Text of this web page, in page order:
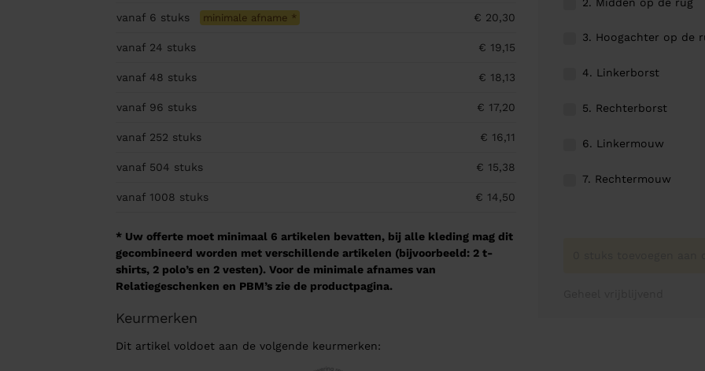
vanaf 6 stuks minimale afname * € 20,30
vanaf 24 stuks € 19,15
vanaf 48 stuks € 18,13
vanaf 96 stuks € 17,20
vanaf 252 stuks € 16,11
vanaf 504 stuks € 15,38
vanaf 1008 stuks € 14,50
* Uw offerte moet minimaal 6 artikelen bevatten, bij alle kleding mag dit
gecombineerd worden met verschillende artikelen (bijvoorbeeld: 2 t-
shirts, 2 polo’s en 2 vesten). Voor de minimale afnames van
Relatiegeschenken en PBM’s zie de productpagina.
Keurmerken
Dit artikel voldoet aan de volgende keurmerken:
3. Hoogachter op de
4. Linkerborst
5. Rechterborst
6. Linkermouw
7. Rechtermouw